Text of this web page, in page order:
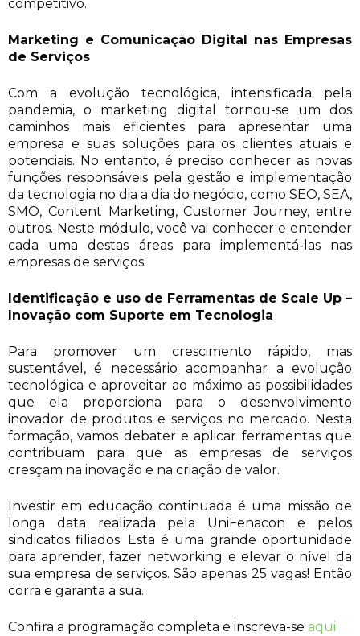
competitivo.
Marketing e Comunicação Digital nas Empresas
de Serviços
Com a evolução tecnológica, intensificada pela
pandemia, o marketing digital tornou-se um dos
caminhos mais eficientes para apresentar uma
empresa e suas soluções para os clientes atuais e
potenciais. No entanto, é preciso conhecer as novas
funções responsáveis pela gestão e implementação
da tecnologia no dia a dia do negócio, como SEO, SEA,
SMO, Content Marketing, Customer Journey, entre
outros. Neste módulo, você vai conhecer e entender
cada uma destas áreas para implementá-las nas
empresas de serviços.
Identificação e uso de Ferramentas de Scale Up –
Inovação com Suporte em Tecnologia
Para promover um crescimento rápido, mas
sustentável, é necessário acompanhar a evolução
tecnológica e aproveitar ao máximo as possibilidades
que ela proporciona para o desenvolvimento
inovador de produtos e serviços no mercado. Nesta
formação, vamos debater e aplicar ferramentas que
contribuam para que as empresas de serviços
cresçam na inovação e na criação de valor.
Investir em educação continuada é uma missão de
longa data realizada pela UniFenacon e pelos
sindicatos filiados. Esta é uma grande oportunidade
para aprender, fazer networking e elevar o nível da
sua empresa de serviços. São apenas 25 vagas! Então
corra e garanta a sua.
Confira a programação completa e inscreva-se aqui